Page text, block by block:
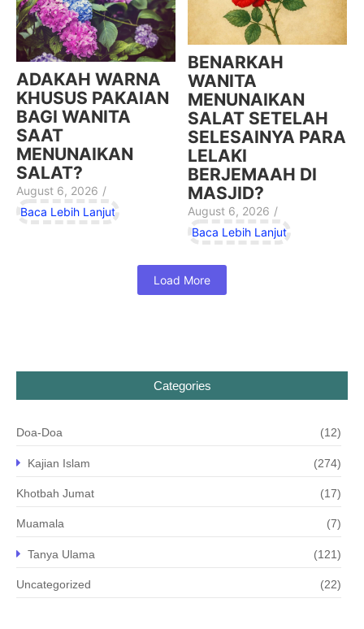
ADAKAH WARNA
KHUSUS PAKAIAN
BAGI WANITA
SAAT
MENUNAIKAN
SALAT?
August 6, 2026 /
Baca Lebih Lanjut
BENARKAH
WANITA
MENUNAIKAN
SALAT SETELAH
SELESAINYA PARA
LELAKI
BERJEMAAH DI
MASJID?
August 6, 2026 /
Baca Lebih Lanjut
Load More
Categories
Doa-Doa (12)
Kajian Islam (274)
Khotbah Jumat (17)
Muamala (7)
Tanya Ulama (121)
Uncategorized (22)